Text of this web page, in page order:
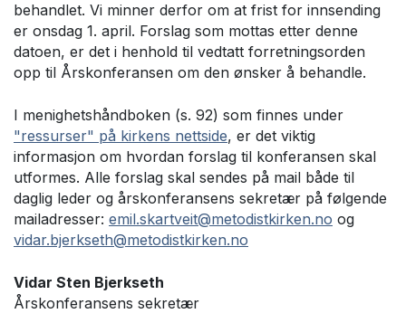
behandlet. Vi minner derfor om at frist for innsending
er onsdag 1. april. Forslag som mottas etter denne
datoen, er det i henhold til vedtatt forretningsorden
opp til Årskonferansen om den ønsker å behandle.
I menighetshåndboken (s. 92) som finnes under
"ressurser" på kirkens nettside, er det viktig
informasjon om hvordan forslag til konferansen skal
utformes. Alle forslag skal sendes på mail både til
daglig leder og årskonferansens sekretær på følgende
mailadresser: emil.skartveit@metodistkirken.no og
vidar.bjerkseth@metodistkirken.no
Vidar Sten Bjerkseth
Årskonferansens sekretær